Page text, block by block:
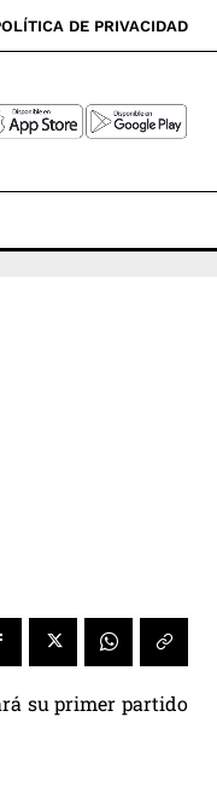
DE PRIVACIDAD
su primer partido